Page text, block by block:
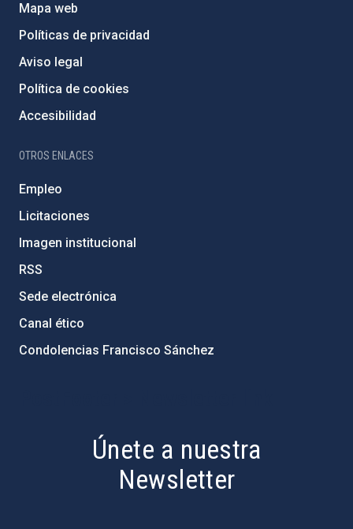
Mapa web
Políticas de privacidad
Aviso legal
Política de cookies
Accesibilidad
OTROS ENLACES
Empleo
Licitaciones
Imagen institucional
RSS
Sede electrónica
Canal ético
Condolencias Francisco Sánchez
Únete a nuestra
Newsletter